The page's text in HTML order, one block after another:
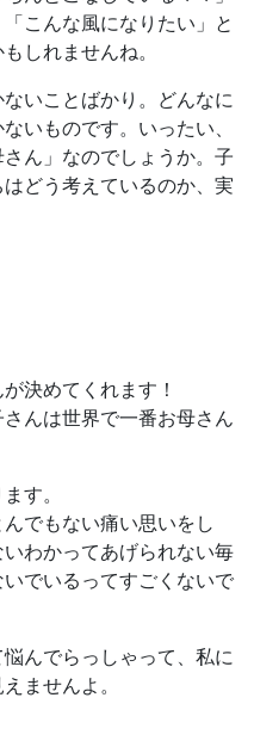
こんな風になりたい」と
しれませんね。
いことばかり。どんなに
いものです。いったい、
ん」なのでしょうか。子
どう考えているのか、実
決めてくれます！
んは世界で一番お母さん
す。
でもない痛い思いをし
わかってあげられない毎
でいるってすごくないで
んでらっしゃって、私に
ませんよ。